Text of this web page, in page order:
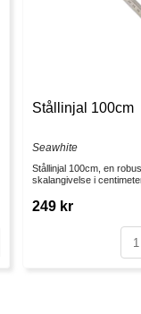
Stållinjal 100cm
Seawhite
Stållinjal 100cm, en
skalangivelse i
249 kr